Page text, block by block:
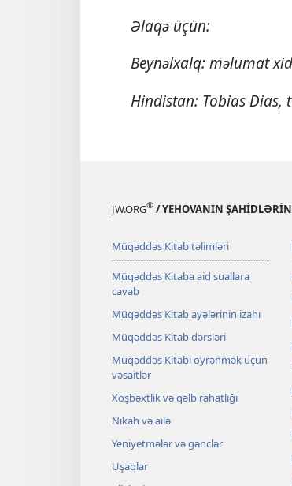
Əlaqə üçün:
Beynəlxalq: məlumat
Hindistan: Tobias Dias,
JW.ORG® / YEHOVANIN
Müqəddəs Kitab təlimləri
Müqəddəs Kitaba aid suallara
cavab
Müqəddəs Kitab ayələrinin izahı
Müqəddəs Kitab dərsləri
Müqəddəs Kitabı öyrənmək üçün
vəsaitlər
Xoşbəxtlik və qəlb rahatlığı
Nikah və ailə
Yeniyetmələr və gənclər
Uşaqlar